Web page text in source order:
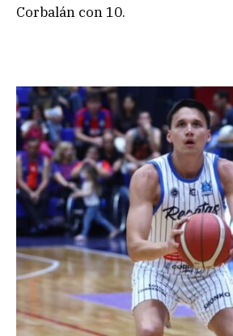
Corbalán con 10.